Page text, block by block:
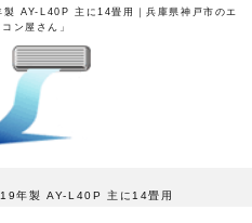
AY-L40P 主に14畳用｜兵庫県神戸市のエ
ン屋さん」
年製 AY-L40P 主に14畳用